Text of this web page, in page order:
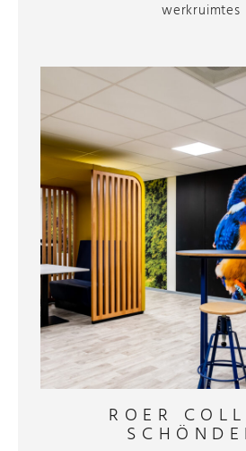
werkruimtes
ROER